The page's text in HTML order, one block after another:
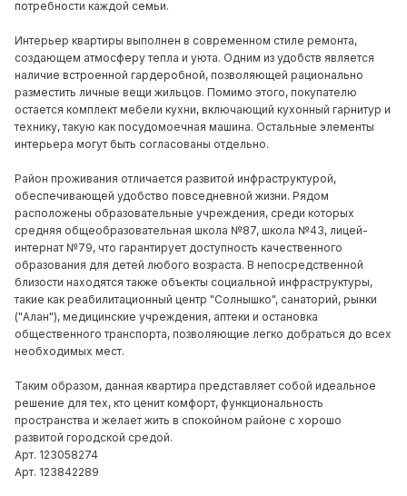
потребности каждой семьи.
Интерьер квартиры выполнен в современном стиле ремонта,
создающем атмосферу тепла и уюта. Одним из удобств является
наличие встроенной гардеробной, позволяющей рационально
разместить личные вещи жильцов. Помимо этого, покупателю
остается комплект мебели кухни, включающий кухонный гарнитур и
технику, такую как посудомоечная машина. Остальные элементы
интерьера могут быть согласованы отдельно.
Район проживания отличается развитой инфраструктурой,
обеспечивающей удобство повседневной жизни. Рядом
расположены образовательные учреждения, среди которых
средняя общеобразовательная школа №87, школа №43, лицей-
интернат №79, что гарантирует доступность качественного
образования для детей любого возраста. В непосредственной
близости находятся также объекты социальной инфраструктуры,
такие как реабилитационный центр "Солнышко", санаторий, рынки
("Алан"), медицинские учреждения, аптеки и остановка
общественного транспорта, позволяющие легко добраться до всех
необходимых мест.
Таким образом, данная квартира представляет собой идеальное
решение для тех, кто ценит комфорт, функциональность
пространства и желает жить в спокойном районе с хорошо
развитой городской средой.
Арт. 123058274
Арт. 123842289